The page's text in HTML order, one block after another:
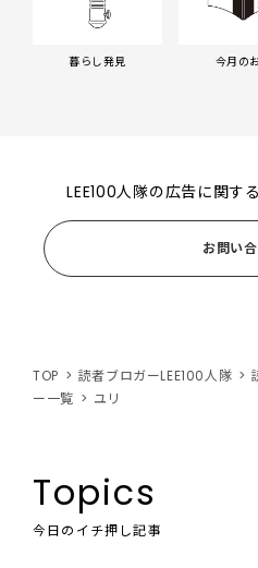
暮らし発見 今月の
LEE100人隊の広告に関す
お問い
TOP 読者ブロガーLEE100人隊
ー一覧
ユリ
Topics
今日のイチ押し記事